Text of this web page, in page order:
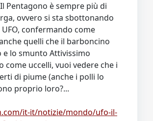
Pentagono è sempre più di
ovvero si sta sbottonando
confermando come
quelli che il barboncino
e lo smunto Attivissimo
come uccelli, vuoi vedere che i
di piume (anche i polli lo
proprio loro?...
it-it/notizie/mondo/ufo-il-